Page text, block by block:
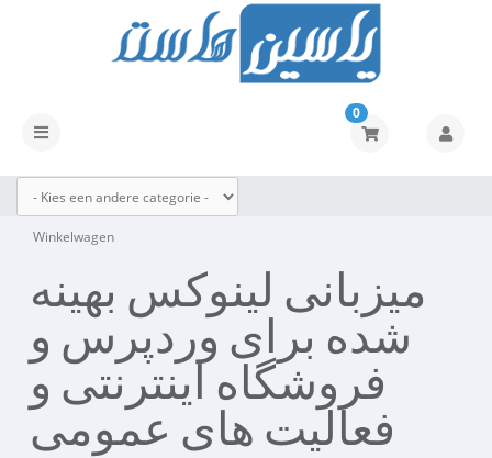
Navigatie
0
Winkelwagen
میزبانی لینوکس بهینه
شده برای وردپرس و
فروشگاه اینترنتی و
فعالیت های عمومی